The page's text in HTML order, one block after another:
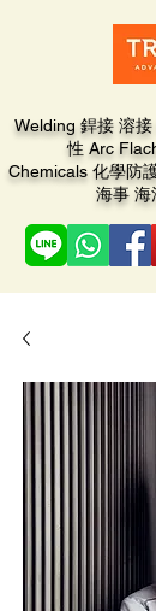
Welding 銲接 溶
性 Arc
Chemicals 化學防
海事 海